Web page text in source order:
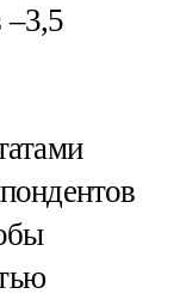
–3,5